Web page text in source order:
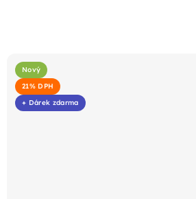
Nový
21% DPH
+ Dárek zdarma